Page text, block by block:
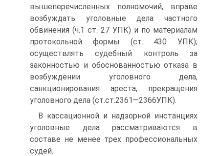
вышеперечисленных полномочий, вправе
возбуждать уголовные дела частного
обвинения (ч.1 ст. 27 УПК) и по материалам
протокольной формы (ст. 430 УПК);
осуществлять судебный контроль за
законностью и обоснованностью отказа в
возбуждении уголовного дела,
санкционирования ареста, прекращения
уголовного дела (ст.ст.2361—2366УПК).
В кассационной и надзорной инстанциях
уголовные дела рассматриваются в
составе не менее трех профессиональных
судей.